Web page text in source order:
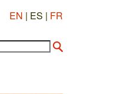
EN | ES | FR